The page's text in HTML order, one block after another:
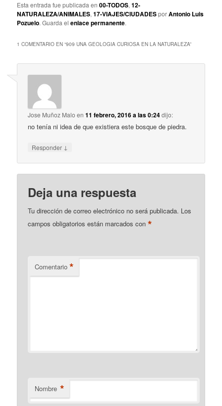
Esta entrada fue publicada en00-TODOS,12-
NATURALEZA/ANIMALES,17-VIAJES/CIUDADESporAntonio Luis
Pozuelo. Guarda elenlace permanente.
1 COMENTARIO EN “909 UNA GEOLOGIA CURIOSA EN LA NATURALEZA”
Jose Muñoz Malo en11 febrero, 2016 a las 0:24dijo:
no tenía ni idea de que existiera este bosque de piedra.
Responder ↓
Deja una respuesta
Tu dirección de correo electrónico no será publicada. Los
campos obligatorios están marcados con*
Comentario *
Nombre *